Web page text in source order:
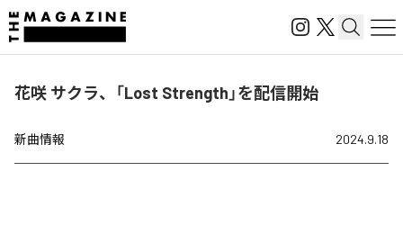
花咲 サクラ、「Lost Strength」を配信開始
新曲情報 2024.9.18